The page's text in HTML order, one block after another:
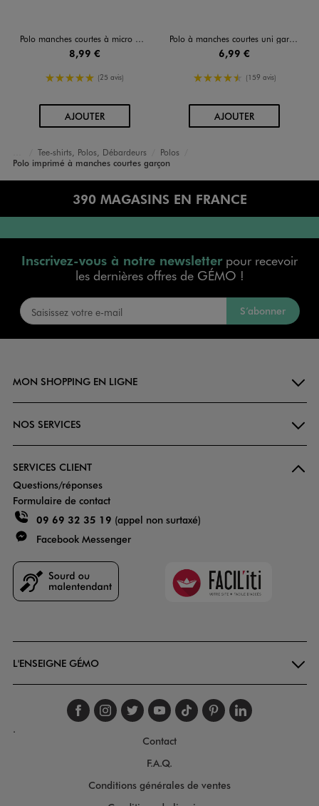
Polo manches courtes à micro motifs garçon
8,99 €
5/5 de moyenne
(25 avis)
AJOUTERAU PANIER
Polo à manches courtes uni garçon
6,99 €
4.5/5 de moyenne
(159 avis)
AJOUTERAU PANIER
Accueil
Garçon
Vêtements
Tee-shirts, Polos, Débardeurs
Polos
Polo imprimé à manches courtes garçon
390 MAGASINS EN FRANCE
Inscrivez-vous à notre newsletterpour recevoir
les dernières offres de GÉMO !
S’abonner
MON SHOPPING EN LIGNE
NOS SERVICES
SERVICES CLIENT
Questions/réponses
Formulaire de contact
09 69 32 35 19 (appel non surtaxé)
Facebook Messenger
Faciliti
L'ENSEIGNE GÉMO
Suivez-nous sur
Suivez-nous sur
Suivez-nous sur
Suivez-nous
Suivez-nous
Suivez-
.
Contact
F.A.Q.
Conditions générales de ventes